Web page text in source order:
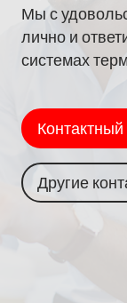
Мы с
лично и
системах
Другие